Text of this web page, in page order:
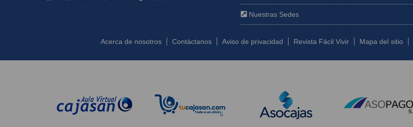
Nuestras Sedes
Acerca de nosotros Contáctanos Aviso de privacidad Revista Fácil Vivir Mapa del sitio